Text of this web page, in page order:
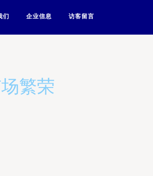
们 企业信息 访客留言
繁荣